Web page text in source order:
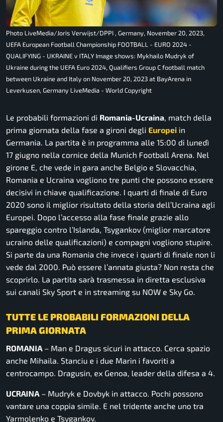
Photo LiveMedia/Joris Verwijst/DPPI , Germany, November 20, 2023,
UEFA European Football Championship FOOTBALL - EURO 2024 -
QUALIFYING - UKRAINE v ITALY Image shows: Mykhailo Mudryk of
Ukraine during the UEFA Euro 2024, Qualifiers Group C football match
between Ukraine and Italy on November 20, 2023 at BayArena in
Leverkusen, Germany LiveMedia - World Copyright
Le probabili formazioni di Romania-Ucraina, match della
prima giornata della fase a gironi degli Europei in
Germania. La partita è in programma alle 15:00 di lunedì
17 giugno nella cornice della Munich Football Arena. Nel
girone E, che vede in gara anche Belgio e Slovacchia,
Romania e Ucraina vogliono tre punti che possono essere
decisivi in chiave qualificazione. I quarti di finale di Euro
2020 sono il miglior risultato della storia dell’Ucraina agli
Europei. Dopo l’accesso alla fase finale grazie allo
spareggio contro l’Islanda, Tsygankov (miglior marcatore
ucraino delle qualificazioni) e compagni vogliono stupire.
Si parte da una Romania che invece i quarti di finale non li
vede dal 2000. Può essere l’annata giusta? Non resta che
scoprirlo. La partita sarà trasmessa in diretta esclusiva
sui canali Sky Sport e in streaming su NOW e Sky Go.
TUTTE LE PROBABILI FORMAZIONI DELLA
PRIMA GIORNATA
ROMANIA – Man e Dragus sicuri in attacco. Cerca spazio
anche Mihaila. Stanciu e i due Marin i favoriti a
centrocampo. Dragusin, ex Genoa, leader della difesa a 4.
UCRAINA – Mudryk e Dovbyk in attacco. Pochi possono
vantare una coppia simile. E nel tridente anche uno tra
Yarmolenko e Tsygankov.